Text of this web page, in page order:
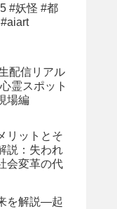
#妖怪 #都
配信リアル
霊スポット
場編
リットとそ
説：失われ
会変革の代
を解説―起